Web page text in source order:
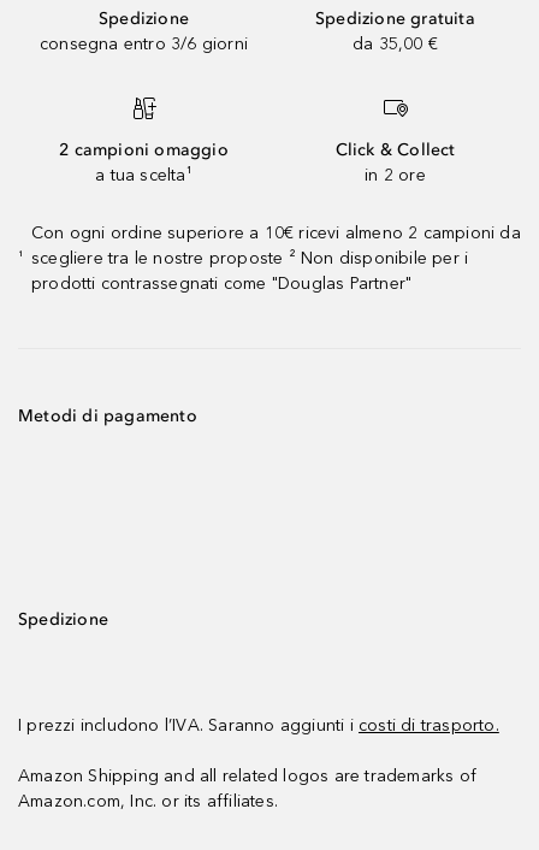
Spedizione
consegna entro 3/6 giorni
Spedizione gratuita
da 35,00 €
2 campioni omaggio
a tua scelta¹
Click & Collect
in 2 ore
¹
Con ogni ordine superiore a 10€ ricevi almeno 2 campioni da
scegliere tra le nostre proposte ² Non disponibile per i
prodotti contrassegnati come "Douglas Partner"
Metodi di pagamento
Spedizione
I prezzi includono l’IVA. Saranno aggiunti i costi di trasporto.
Amazon Shipping and all related logos are trademarks of
Amazon.com, Inc. or its affiliates.